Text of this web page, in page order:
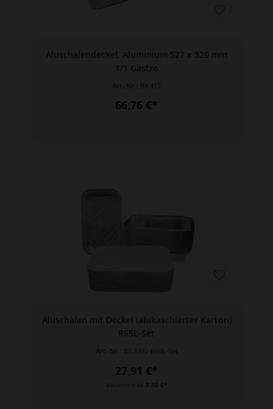
Aluschalendeckel, Aluminium 527 x 326 mm
1/1 Gastro
Art.-Nr.: BX.412
66,76 €*
Aluschalen mit Deckel (alukaschierter Karton)
R65L-Set
Art.-Nr.: BX.3392-R65L-Set
27,91 €*
3,32 €*